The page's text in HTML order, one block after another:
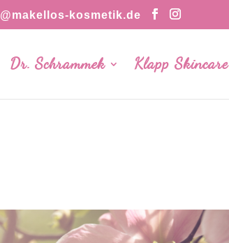
kosmetik.de
Dr. Schrammek Klapp Skincare